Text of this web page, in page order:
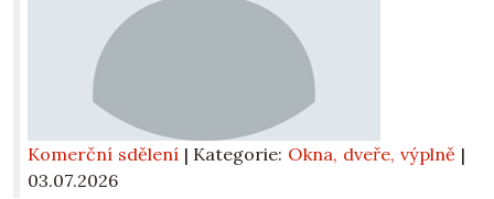
Komerční sdělení | Kategorie: Okna, dveře, výplně |
03.07.2026